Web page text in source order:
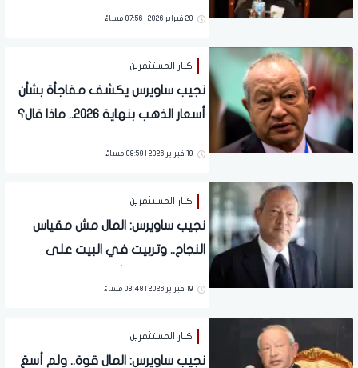
20 فبراير 2026 | 07:56 مساءً
كبار المستثمرين
نجيب ساويرس يكشف مفاجأة بشأن
أسعار الذهب بنهاية 2026.. ماذا قال؟
19 فبراير 2026 | 08:59 مساءً
كبار المستثمرين
نجيب ساويرس: المال مش مقياس
النجاح.. وتربيت في البيت على
19 فبراير 2026 | 08:48 مساءً
كبار المستثمرين
نجيب ساويرس: المال قوة.. ولم أسعَ